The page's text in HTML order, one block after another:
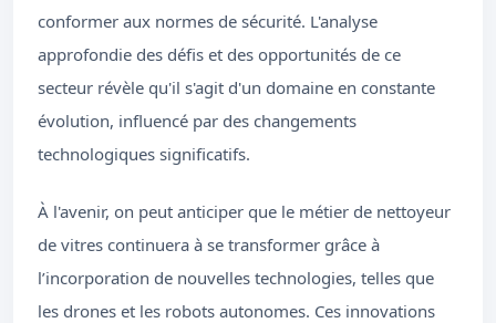
conformer aux normes de sécurité. L'analyse
approfondie des défis et des opportunités de ce
secteur révèle qu'il s'agit d'un domaine en constante
évolution, influencé par des changements
technologiques significatifs.
À l'avenir, on peut anticiper que le métier de nettoyeur
de vitres continuera à se transformer grâce à
l’incorporation de nouvelles technologies, telles que
les drones et les robots autonomes. Ces innovations